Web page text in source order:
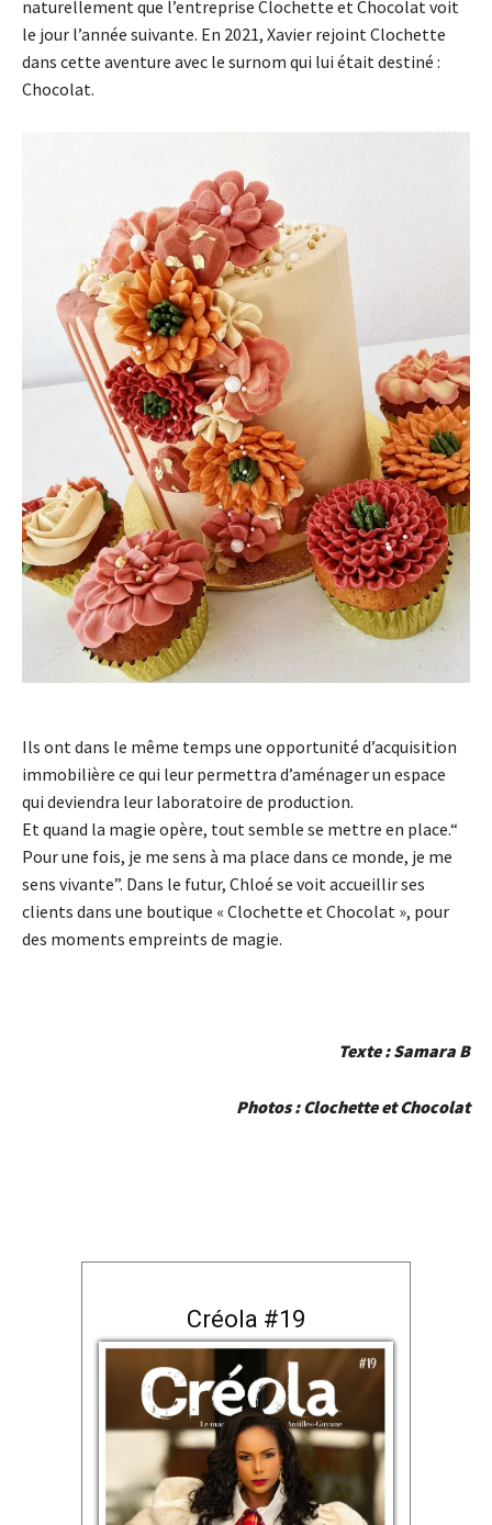
naturellement que l’entreprise Clochette et Chocolat voit
le jour l’année suivante. En 2021, Xavier rejoint Clochette
dans cette aventure avec le surnom qui lui était destiné :
Chocolat.
Ils ont dans le même temps une opportunité d’acquisition
immobilière ce qui leur permettra d’aménager un espace
qui deviendra leur laboratoire de production.
Et quand la magie opère, tout semble se mettre en place.“
Pour une fois, je me sens à ma place dans ce monde, je me
sens vivante”. Dans le futur, Chloé se voit accueillir ses
clients dans une boutique « Clochette et Chocolat », pour
des moments empreints de magie.
Texte : Samara B
Photos : Clochette et Chocolat
Créola #19